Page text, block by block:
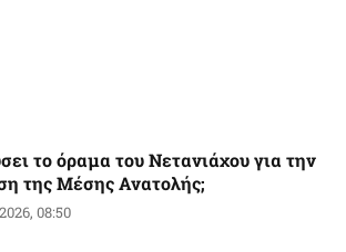
το όραμα του Νετανιάχου για την
της Μέσης Ανατολής;
08:50